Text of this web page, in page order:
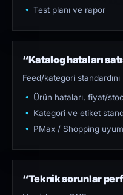
Test planı ve rapor
“Katalog hataları
Feed/kategori
Ürün hataları, fiyat/
Kategori ve etiket
PMax / Shopping
“Teknik sorunlar